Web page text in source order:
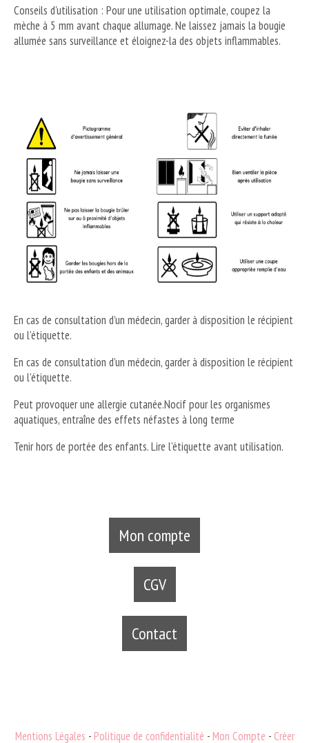
Conseils d'utilisation : Pour une utilisation optimale, coupez la
mèche à 5 mm avant chaque allumage. Ne laissez jamais la bougie
allumée sans surveillance et éloignez-la des objets inflammables.
En cas de consultation d’un médecin, garder à disposition le récipient
ou l’étiquette.
En cas de consultation d’un médecin, garder à disposition le récipient
ou l’étiquette.
Peut provoquer une allergie cutanée.Nocif pour les organismes
aquatiques, entraîne des effets néfastes à long terme
Tenir hors de portée des enfants. Lire l’étiquette avant utilisation.
Mon compte
CGV
Contact
Mentions Légales Politique de confidentialité Mon Compte Créer